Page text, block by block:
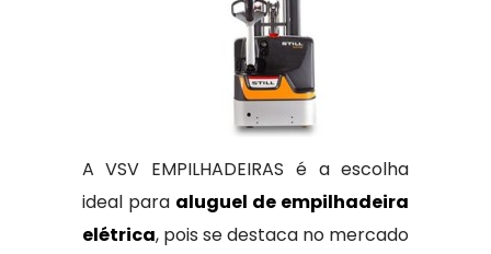
A VSV EMPILHADEIRAS é a escolha
ideal para aluguel de empilhadeira
elétrica, pois se destaca no mercado